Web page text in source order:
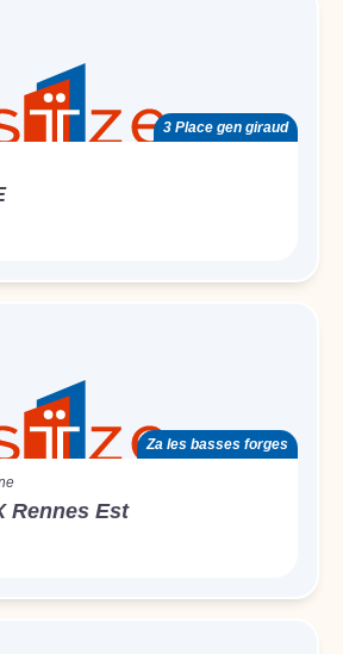
3 Place gen giraud
Za les basses forges
Rennes Est